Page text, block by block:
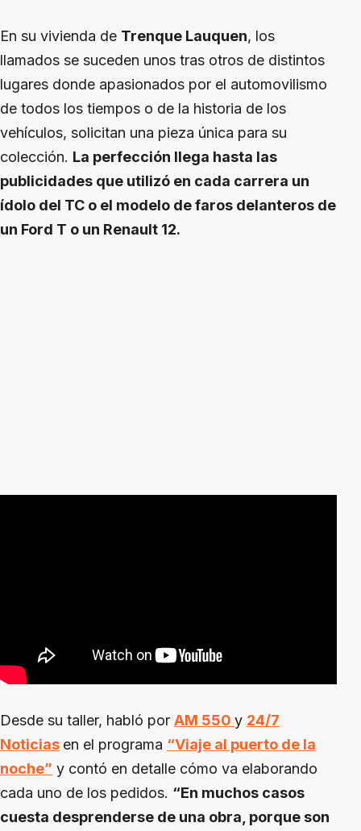
En su vivienda de Trenque Lauquen, los
llamados se suceden unos tras otros de distintos
lugares donde apasionados por el automovilismo
de todos los tiempos o de la historia de los
vehículos, solicitan una pieza única para su
colección. La perfección llega hasta las
publicidades que utilizó en cada carrera un
ídolo del TC o el modelo de faros delanteros de
un Ford T o un Renault 12.
Desde su taller, habló por AM 550 y 24/7
Noticias en el programa “Viaje al puerto de la
noche” y contó en detalle cómo va elaborando
cada uno de los pedidos. “En muchos casos
cuesta desprenderse de una obra, porque son